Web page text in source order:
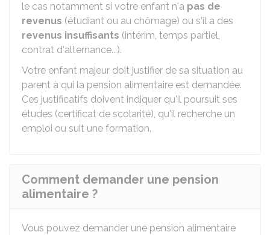
le cas notamment si votre enfant n'a pas de
revenus (étudiant ou au chômage) ou s'il a des
revenus insuffisants (intérim, temps partiel,
contrat d'alternance...).
Votre enfant majeur doit justifier de sa situation au
parent à qui la pension alimentaire est demandée.
Ces justificatifs doivent indiquer qu'il poursuit ses
études (certificat de scolarité), qu'il recherche un
emploi ou suit une formation.
Comment demander une pension
alimentaire ?
Vous pouvez demander une pension alimentaire